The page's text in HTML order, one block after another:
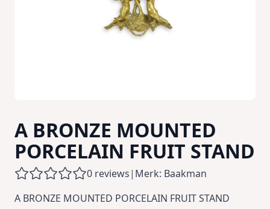
A BRONZE MOUNTED
PORCELAIN FRUIT STAND
0 reviews| Merk: Baakman
A BRONZE MOUNTED PORCELAIN FRUIT STAND